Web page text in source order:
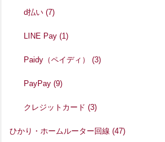
d払い(7)
LINE Pay(1)
Paidy（ペイディ）(3)
PayPay(9)
クレジットカード(3)
ひかり・ホームルーター回線 (47)